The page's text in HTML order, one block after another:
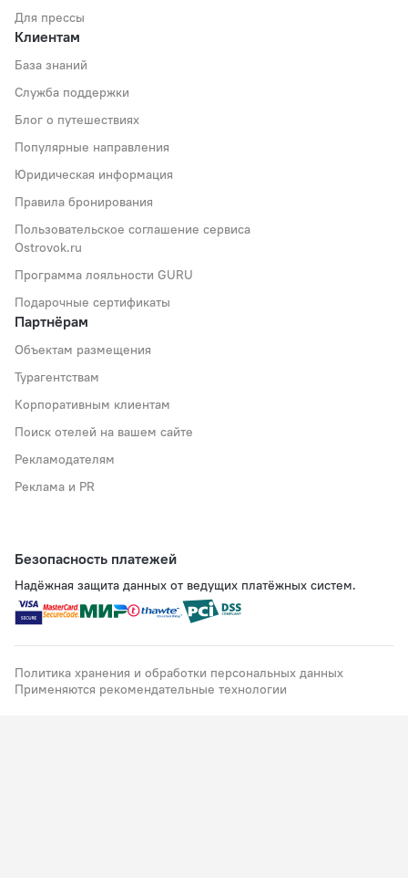
Для прессы
Клиентам
База знаний
Служба поддержки
Блог о путешествиях
Популярные направления
Юридическая информация
Правила бронирования
Пользовательское соглашение сервиса
Ostrovok.ru
Программа лояльности GURU
Подарочные сертификаты
Партнёрам
Объектам размещения
Турагентствам
Корпоративным клиентам
Поиск отелей на вашем сайте
Рекламодателям
Реклама и PR
Безопасность платежей
Надёжная защита данных от ведущих платёжных систем.
Политика хранения и обработки персональных данных
Применяются рекомендательные технологии